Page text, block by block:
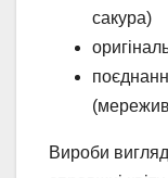
сакура)
Вироби